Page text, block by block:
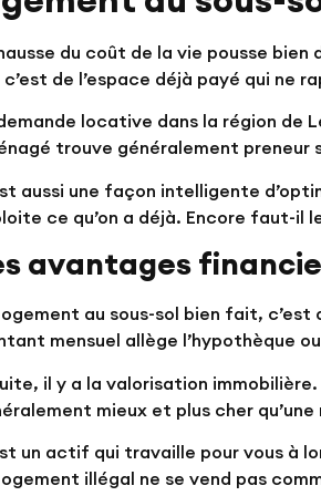
du coût de la vie pousse
c’est de l’espace déjà payé qui ne
locative dans la région de
trouve généralement
aussi une façon intelligente
ce qu’on a déjà. Encore faut-il
avantages
au sous-sol bien fait,
mensuel allège l’hypothèque
il y a la valorisation
mieux et plus cher
un actif qui travaille pour vous à
illégal ne se vend pas